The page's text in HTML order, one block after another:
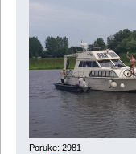
Poruke: 2981